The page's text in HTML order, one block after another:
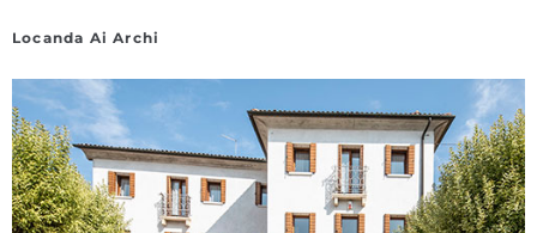
Locanda Ai Archi